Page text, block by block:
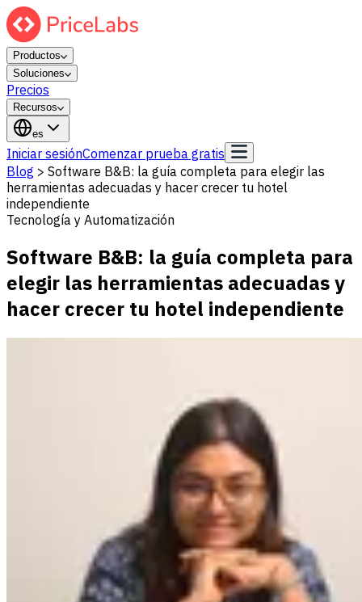
Productos
Soluciones
Precios
Recursos
es
Iniciar sesiónComenzar prueba gratis
Blog > Software B&B: la guía completa para elegir las
herramientas adecuadas y hacer crecer tu hotel
independiente
Tecnología y Automatización
Software B&B: la guía completa para
elegir las herramientas adecuadas y
hacer crecer tu hotel independiente